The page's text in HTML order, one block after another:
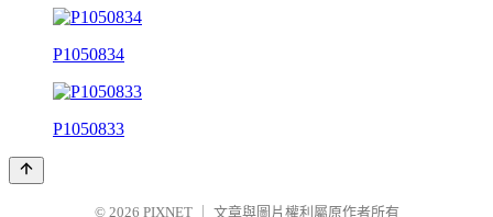
P1050834
P1050833
© 2026 PIXNET 文章與圖片權利屬原作者所有